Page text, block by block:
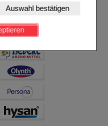
Warenkorb,
nicht verzichtet
zu gestalten,
des
an bevorzugte
ermöglichen es uns
Inhalte
zu
Auswahl bestätigen